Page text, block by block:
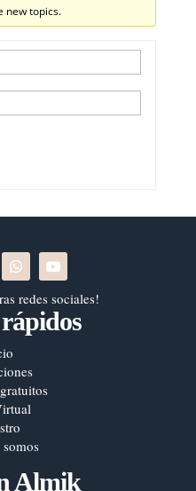
new topics.
redes sociales!
Almik